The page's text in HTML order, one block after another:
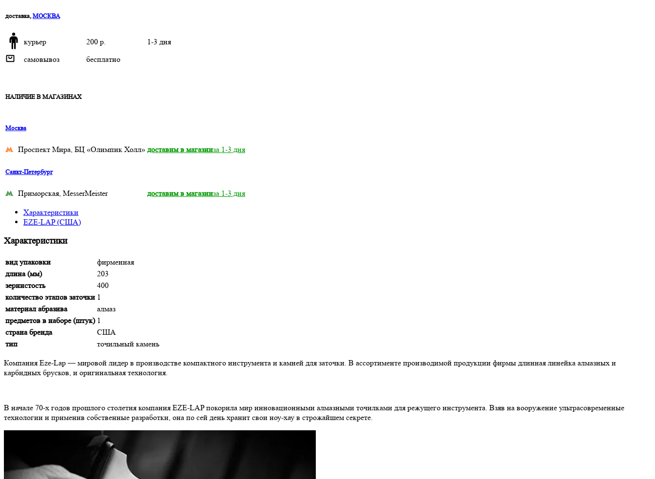
доставка, МОСКВА
курьер 200 р.
1-3 дня
самовывоз
бесплатно
НАЛИЧИЕ В МАГАЗИНАХ
Москва
Проспект Мира, БЦ «Олимпик Холл» доставим в магазинза 1-3 дня
Санкт-Петербург
Приморская, MesserMeister доставим в магазинза 1-3 дня
Характеристики
EZE-LAP (США)
Характеристики
вид упаковки
фирменная
длина (мм)
203
зернистость
400
количество этапов заточки 1
материал абразива
алмаз
предметов в наборе (штук) 1
страна бренда
США
тип
точильный камень
Компания Eze-Lap — мировой лидер в производстве компактного инструмента и камней для заточки. В ассортименте производимой продукции фирмы длинная линейка алмазных и
карбидных брусков, и оригинальная технология.
В начале 70-х годов прошлого столетия компания EZE-LAP покорила мир инновационными алмазными точилками для режущего инструмента. Взяв на вооружение ультрасовременные
технологии и применив собственные разработки, она по сей день хранит свои ноу-хау в строжайшем секрете.